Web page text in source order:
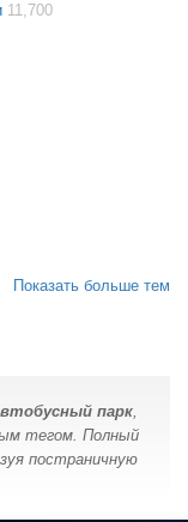
11,700
Показать больше тем
парк,
тегом. Полный
постраничную